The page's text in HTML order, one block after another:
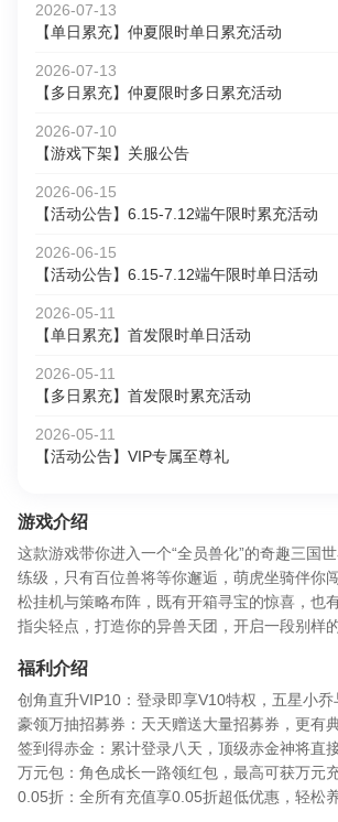
2026-07-13
【单日累充】仲夏限时单日累充活动
2026-07-13
【多日累充】仲夏限时多日累充活动
2026-07-10
【游戏下架】关服公告
2026-06-15
【活动公告】6.15-7.12端午限时累充活动
2026-06-15
【活动公告】6.15-7.12端午限时单日活动
2026-05-11
【单日累充】首发限时单日活动
2026-05-11
【多日累充】首发限时累充活动
2026-05-11
【活动公告】VIP专属至尊礼
游戏介绍
这款游戏带你进入一个“全员兽化”的奇趣三国
练级，只有百位兽将等你邂逅，萌虎坐骑伴你
松挂机与策略布阵，既有开箱寻宝的惊喜，也
指尖轻点，打造你的异兽天团，开启一段别样
福利介绍
创角直升VIP10：登录即享V10特权，五星小
豪领万抽招募券：天天赠送大量招募券，更有
签到得赤金：累计登录八天，顶级赤金神将直
万元包：角色成长一路领红包，最高可获万元
0.05折：全所有充值享0.05折超低优惠，轻松